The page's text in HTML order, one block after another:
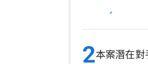
2本案潛在